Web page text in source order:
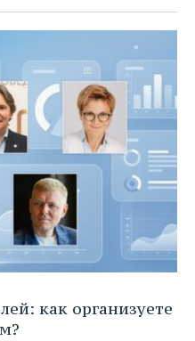
как организуете